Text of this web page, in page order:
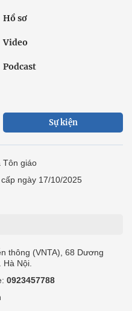
Hồ sơ
Video
Podcast
Sự kiện
Tôn giáo
ngày 17/10/2025
thông (VNTA), 68 Dương
Nội.
0923457788